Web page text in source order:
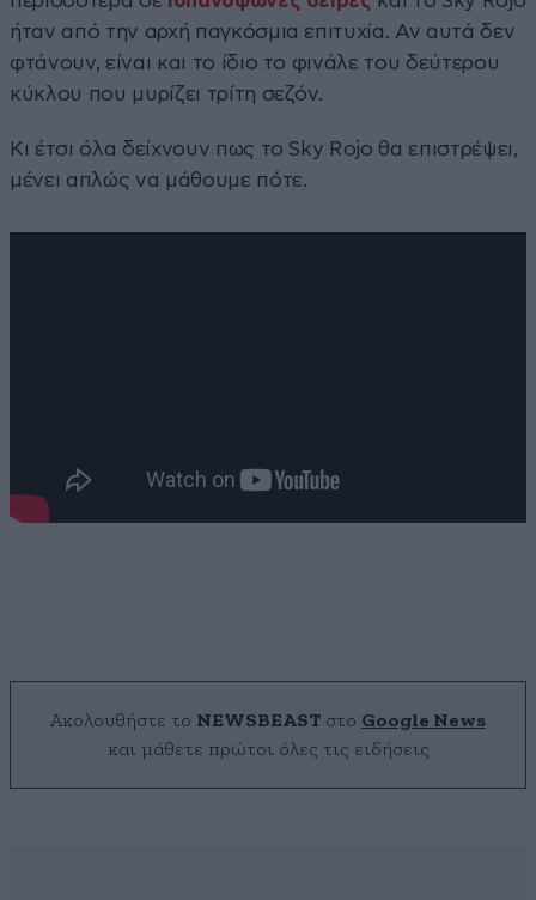
ήταν από την αρχή παγκόσμια επιτυχία. Αν αυτά δεν
φτάνουν, είναι και το ίδιο το φινάλε του δεύτερου
κύκλου που μυρίζει τρίτη σεζόν.
Κι έτσι όλα δείχνουν πως το Sky Rojo θα επιστρέψει,
μένει απλώς να μάθουμε πότε.
Ακολουθήστε το NEWSBEAST στο Google News
και μάθετε πρώτοι όλες τις ειδήσεις